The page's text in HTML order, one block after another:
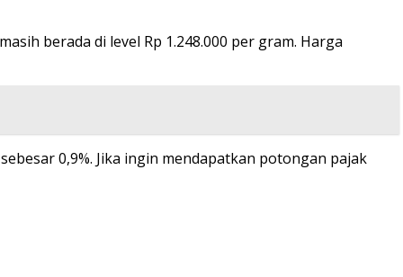
berada di level Rp 1.248.000 per gram. Harga
0,9%. Jika ingin mendapatkan potongan pajak